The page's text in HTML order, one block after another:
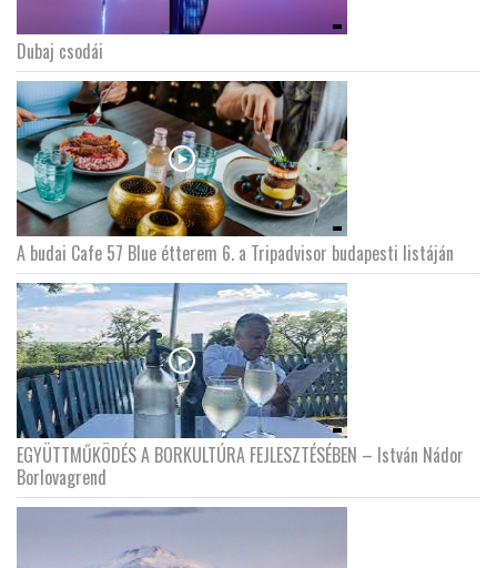
Dubaj csodái
A budai Cafe 57 Blue étterem 6. a Tripadvisor budapesti listáján
EGYÜTTMŰKÖDÉS A BORKULTÚRA FEJLESZTÉSÉBEN – István Nádor
Borlovagrend